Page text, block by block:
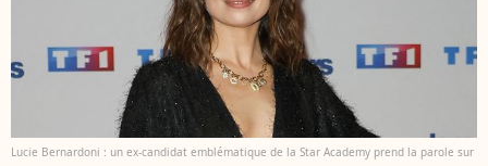
Lucie Bernardoni : un ex-candidat emblématique de la Star Academy prend la parole sur